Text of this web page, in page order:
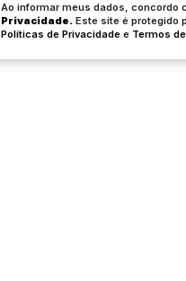
Ao informar meus dados, concordo
Privacidade. Este site é protegido
Políticas de Privacidade e Termos